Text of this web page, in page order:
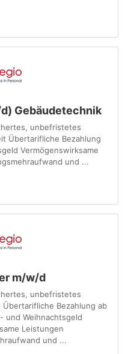
Gebäudetechnik
unbefristetes
Übertarifliche Bezahlung
Vermögenswirksame
und ...
m/w/d
unbefristetes
Bezahlung ab
und Weihnachtsgeld
Leistungen
und ...